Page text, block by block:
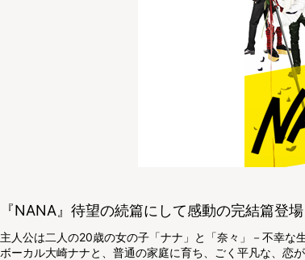
『NANA』待望の続篇にして感動の完結篇登場
主人公は二人の20歳の女の子「ナナ」と「奈々」－不幸
ボーカル大崎ナナと、普通の家庭に育ち、ごく平凡な、恋